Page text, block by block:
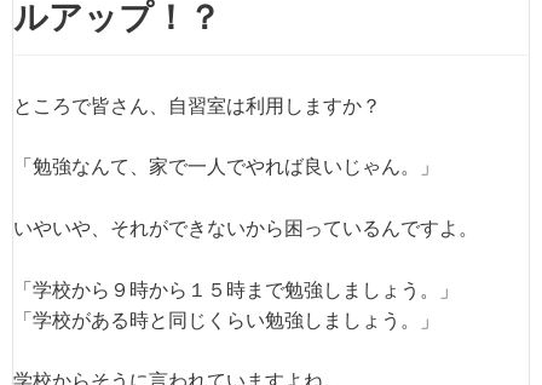
ルアップ！？
ところで皆さん、自習室は利用しますか？
「勉強なんて、家で一人でやれば良いじゃん。」
いやいや、それができないから困っているんですよ。
「学校から９時から１５時まで勉強しましょう。」
「学校がある時と同じくらい勉強しましょう。」
学校からそうに言われていますよね。